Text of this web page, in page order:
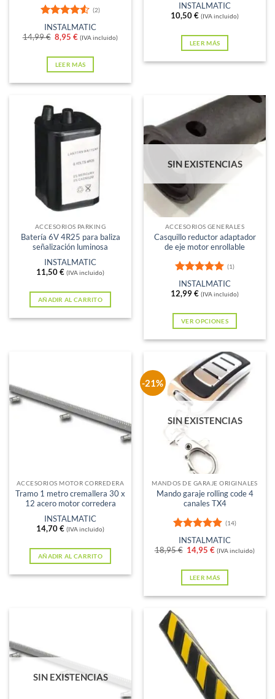
de
producto
Valorado
con 4.5
de 5
(2)
INSTALMATIC
14,99€ El
original
era:
14,99 €.
8,95€El
actual
es:
8,95 €.
(IVA incluido)
LEER MÁS
INSTALMATIC
10,50€ (IVA incluido)
LEER MÁS
ACCESORIOS PARKING
Batería 6V 4R25 para baliza
señalización luminosa
INSTALMATIC
11,50€ (IVA incluido)
AÑADIR AL CARRITO
SIN EXISTENCIAS
ACCESORIOS GENERALES
Casquillo reductor adaptador
de eje motor enrollable
Valorado
con5 de 5
(1)
INSTALMATIC
12,99€ (IVA incluido)
VER OPCIONES
producto
tiene
múltiples
variantes.
Las
opciones
se
pueden
elegir
en
la
de
producto
ACCESORIOS MOTOR CORREDERA
Tramo 1 metro cremallera 30 x
12 acero motor corredera
INSTALMATIC
14,70€ (IVA incluido)
AÑADIR AL CARRITO
-21%
SIN EXISTENCIAS
MANDOS DE GARAJE ORIGINALES
Mando garaje rolling code 4
canales TX4
Valorado
con4.86
(14)
INSTALMATIC
18,95€ El
original
era:
18,95 €.
14,95€El
actual
es:
14,95 €.
(IVA incluido)
LEER MÁS
SIN EXISTENCIAS